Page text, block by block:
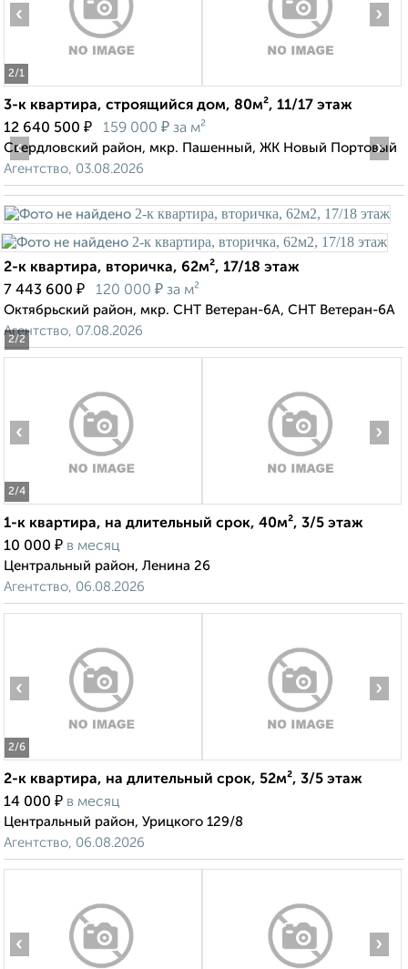
2/1
‹ ›
3-к квартира, строящийся дом, 80м², 11/17 этаж
12 640 500 ₽ 159 000 ₽ за м²
Свердловский район, мкр. Пашенный, ЖК Новый Портовый
Агентство, 03.08.2026
2/2
‹ ›
2-к квартира, вторичка, 62м², 17/18 этаж
7 443 600 ₽ 120 000 ₽ за м²
Октябрьский район, мкр. СНТ Ветеран-6А, СНТ Ветеран-6А
Агентство, 07.08.2026
2/4
‹ ›
1-к квартира, на длительный срок, 40м², 3/5 этаж
10 000 ₽ в месяц
Центральный район, Ленина 26
Агентство, 06.08.2026
2/6
‹ ›
2-к квартира, на длительный срок, 52м², 3/5 этаж
14 000 ₽ в месяц
Центральный район, Урицкого 129/8
Агентство, 06.08.2026
‹ ›